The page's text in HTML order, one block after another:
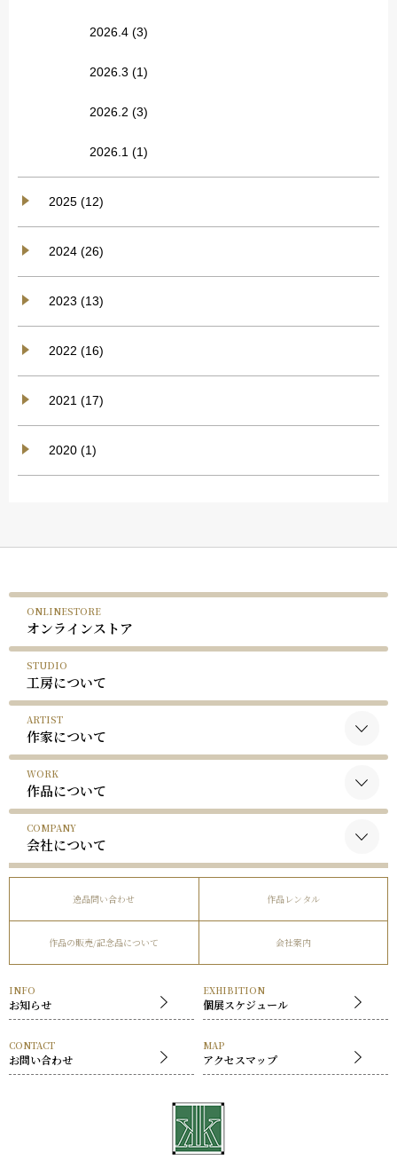
2026.4 (3)
2026.3 (1)
2026.2 (3)
2026.1 (1)
2025 (12)
2024 (26)
2023 (13)
2022 (16)
2021 (17)
2020 (1)
ONLINESTORE
オンラインストア
STUDIO
工房について
ARTIST
作家について
黒木国昭について
谷口榮について
略歴
受賞歴
WORK
作品について
黒木国昭の作品
谷口榮の作品
COMPANY
会社について
社長挨拶
逸品問い合わせ 作品レンタル
作品の販売/記念品について 会社案内
INFO
お知らせ
EXHIBITION
個展スケジュール
CONTACT
お問い合わせ
MAP
アクセスマップ